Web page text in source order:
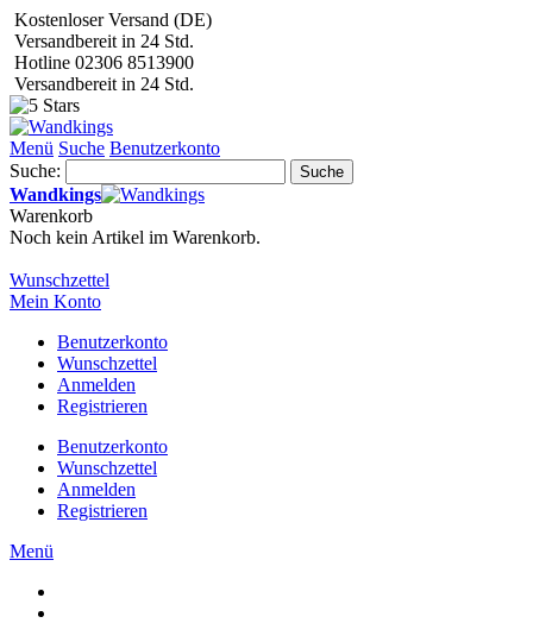
Kostenloser Versand (DE)
Versandbereit in 24 Std.
Hotline 02306 8513900
Versandbereit in 24 Std.
Menü Suche Benutzerkonto
Suche:
Suche
Wandkings
Warenkorb
Noch kein Artikel im Warenkorb.
Wunschzettel
Mein Konto
Benutzerkonto
Wunschzettel
Anmelden
Registrieren
Benutzerkonto
Wunschzettel
Anmelden
Registrieren
Menü